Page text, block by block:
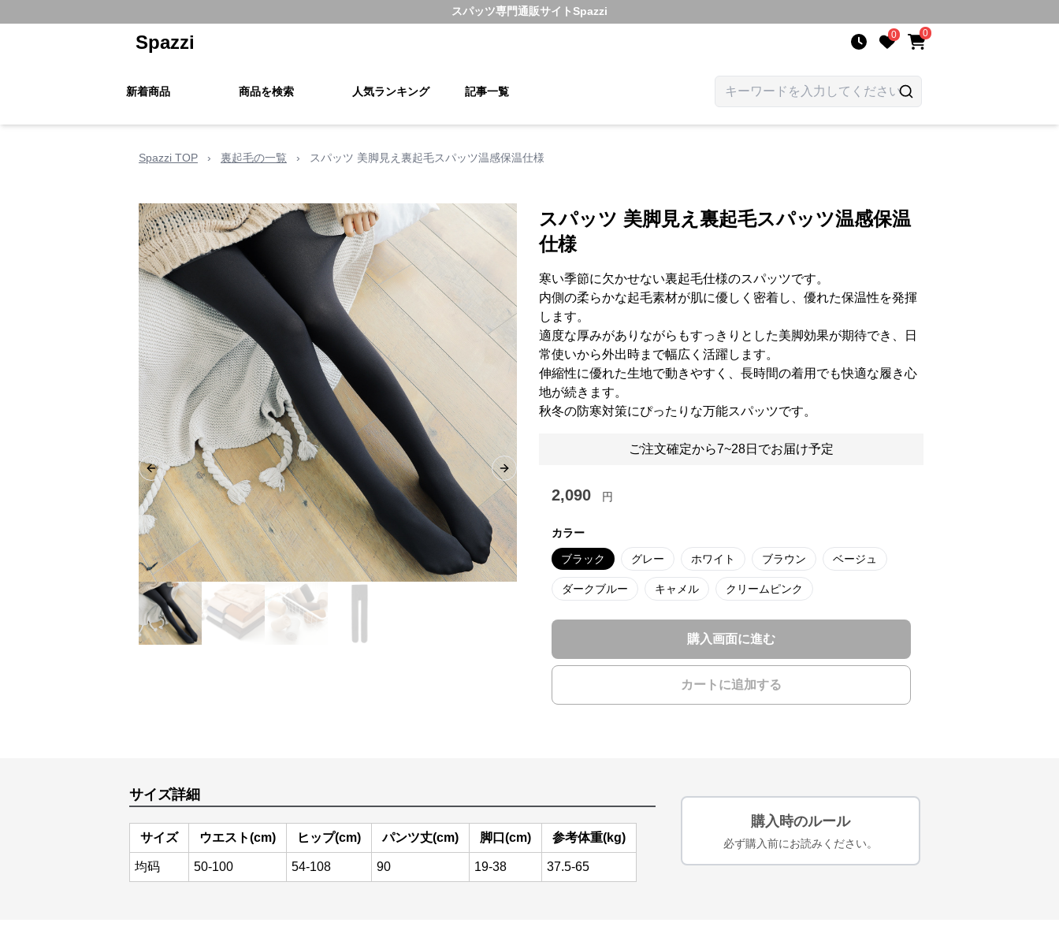
スパッツ専門通販サイトSpazzi
Spazzi 0 0
新着商品 商品を検索 人気ランキング 記事一覧
Spazzi TOP › 裏起毛の一覧 › スパッツ 美脚見え裏起毛スパッツ温感保温仕様
Previous slide Next slide
スパッツ 美脚見え裏起毛スパッツ温感保温
仕様
寒い季節に欠かせない裏起毛仕様のスパッツです。
内側の柔らかな起毛素材が肌に優しく密着し、優れた保温性を発揮
します。
適度な厚みがありながらもすっきりとした美脚効果が期待でき、日
常使いから外出時まで幅広く活躍します。
伸縮性に優れた生地で動きやすく、長時間の着用でも快適な履き心
地が続きます。
秋冬の防寒対策にぴったりな万能スパッツです。
ご注文確定から7~28日でお届け予定
2,090 円
カラー
ブラック グレー ホワイト ブラウン ベージュ
ダークブルー キャメル クリームピンク
購入画面に進む
カートに追加する
サイズ詳細
サイズ ウエスト(cm) ヒップ(cm) パンツ丈(cm) 脚口(cm) 参考体重(kg)
均码 50-100 54-108 90 19-38 37.5-65
購入時のルール
必ず購入前にお読みください。